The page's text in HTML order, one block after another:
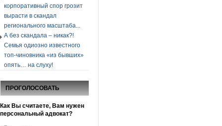
корпоративный спор грозит
вырасти в скандал
регионального масштаба...
А без скандала – никак?!
Семья одиозно известного
топ-чиновника «из бывших»
опять… на слуху!
ПРОГОЛОСОВАТЬ
Как Вы считаете, Вам нужен
персональный адвокат?